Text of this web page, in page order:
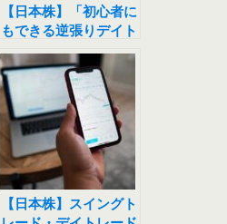
【日本株】「初心者に
もできる逆張りデイト
レードの極意」から学
ぶ
【日本株】スイングト